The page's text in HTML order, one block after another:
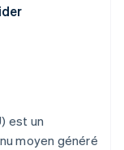
ou
est un
moyen généré